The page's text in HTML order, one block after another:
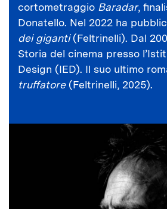
cortometraggio Baradar,
Donatello. Nel 2022 ha
dei giganti(Feltrinelli). Dal
Storia del cinema presso
Design (IED). Il suo ultimo
truffatore (Feltrinelli, 2025).